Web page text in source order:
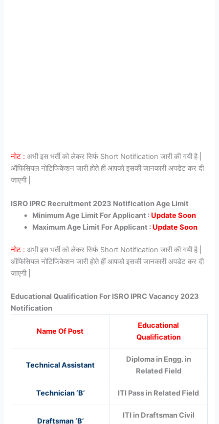
नोट : अभी इस भर्ती को लेकर सिर्फ Short Notification जारी की गयी है |
ऑफिसियल नोटिफिकेशन जारी होते हीं आपको इसकी जानकारी अपडेट कर दी
जाएगी |
ISRO IPRC Recruitment 2023 Notification Age Limit
Minimum Age Limit For Applicant : Update Soon
Maximum Age Limit For Applicant : Update Soon
नोट : अभी इस भर्ती को लेकर सिर्फ Short Notification जारी की गयी है |
ऑफिसियल नोटिफिकेशन जारी होते हीं आपको इसकी जानकारी अपडेट कर दी
जाएगी |
Educational Qualification For ISRO IPRC Vacancy 2023
Notification
Name Of Post
Educational
Qualification
Technical Assistant
Diploma in Engg. in
Related Field
Technician ‘B’ ITI Pass in Related Field
Draftsman ‘B’
ITI in Draftsman Civil